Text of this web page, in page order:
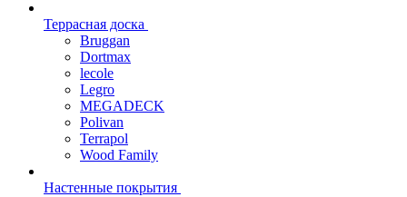
Террасная доска
Bruggan
Dortmax
lecole
Legro
MEGADECK
Polivan
Terrapol
Wood Family
Настенные покрытия